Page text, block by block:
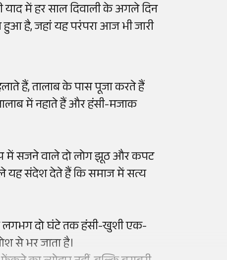
में हर साल दिवाली के अगले दिन
हुआ है, जहां यह परंपरा आज भी जारी
हैं, तालाब के पास पूजा करते हैं
में नहाते हैं और हंसी-मजाक
में सजने वाले दो लोग झूठ और कपट
यह संदेश देते हैं कि समाज में सत्य
लगभग दो घंटे तक हंसी-खुशी एक-
से भर जाता है।